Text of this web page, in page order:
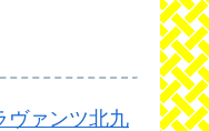
ヴァンツ北九